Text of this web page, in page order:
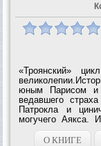
«Троянский»
юным Парисом и
ведавшего
Патрокла и
могучего Аякса.
наравне с
удивительных
О КНИГЕ